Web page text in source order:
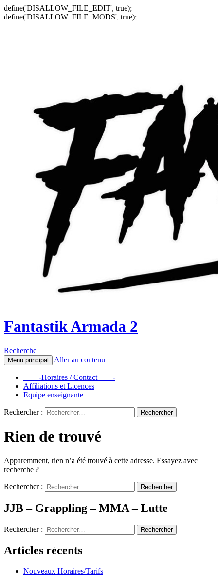
define('DISALLOW_FILE_EDIT', true);
define('DISALLOW_FILE_MODS', true);
Fantastik Armada 2
Recherche
Menu principal Aller au contenu
——-Horaires / Contact——-
Affiliations et Licences
Equipe enseignante
Rechercher :
Rien de trouvé
Apparemment, rien n’a été trouvé à cette adresse. Essayez avec
recherche ?
Rechercher :
JJB – Grappling – MMA – Lutte
Rechercher :
Articles récents
Nouveaux Horaires/Tarifs